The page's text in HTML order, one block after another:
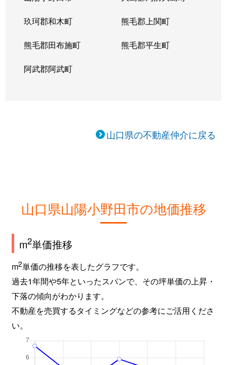
玖珂郡和木町 熊毛郡上関町
熊毛郡田布施町 熊毛郡平生町
阿武郡阿武町
山口県の不動産仲介に戻る
山口県山陽小野田市の地価推移
m2単価推移
m2単価の推移を表したグラフです。
過去1年間や5年といったスパンで、その坪単価の上昇・
下落の傾向がわかります。
不動産を売買するタイミングなどの参考にご活用くださ
い。